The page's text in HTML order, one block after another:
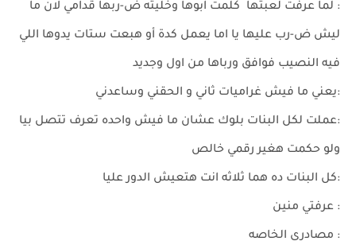
: لما عرفت لعبتها كلمت ابوها وخليته ض-ربها قدامي لان ما
ليش ض-رب عليها يا اما يعمل كدة أو هبعت ستات يدوها اللي
فيه النصيب فوافق ورباها من اول وجديد
:يعني ما فيش غراميات ثاني و الحقني وساعدني
:عملت لكل البنات بلوك عشان ما فيش واحده تعرف تتصل بيا
ولو حكمت هغير رقمي خالص
:كل البنات ده هما ثلاثه انت هتعيش الدور عليا
: عرفتي منين
: مصادري الخاصه